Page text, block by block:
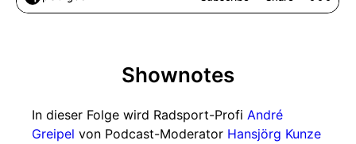
Shownotes
In dieser Folge wird Radsport-Profi André
Greipel von Podcast-Moderator Hansjörg Kunze